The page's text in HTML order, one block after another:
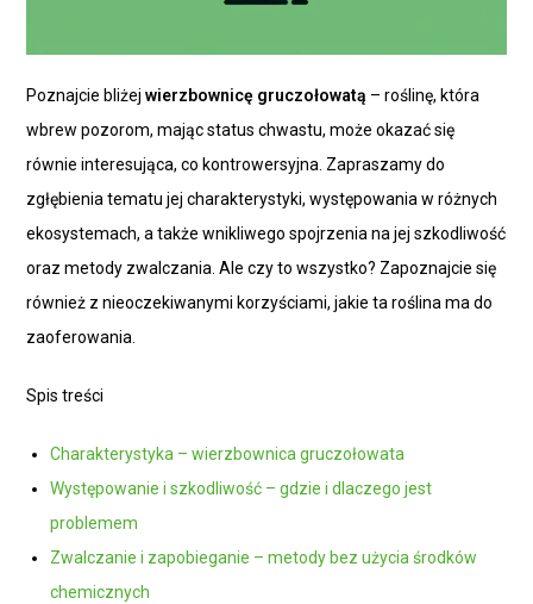
Poznajcie bliżejwierzbownicę gruczołowatą – roślinę, która
wbrew pozorom, mając status chwastu, może okazać się
równie interesująca, co kontrowersyjna. Zapraszamy do
zgłębienia tematu jej charakterystyki, występowania w różnych
ekosystemach, a także wnikliwego spojrzenia na jej szkodliwość
oraz metody zwalczania. Ale czy to wszystko? Zapoznajcie się
również z nieoczekiwanymi korzyściami, jakie ta roślina ma do
zaoferowania.
Spis treści
Charakterystyka – wierzbownica gruczołowata
Występowanie i szkodliwość – gdzie i dlaczego jest
problemem
Zwalczanie i zapobieganie – metody bez użycia środków
chemicznych